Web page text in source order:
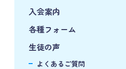
入会案内
各種フォーム
生徒の声
よくあるご質問